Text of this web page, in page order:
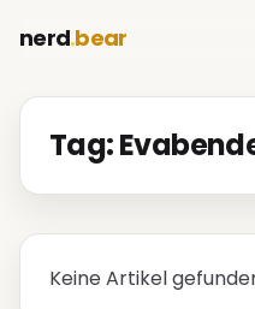
nerd.bear
Tag:
Keine Artikel